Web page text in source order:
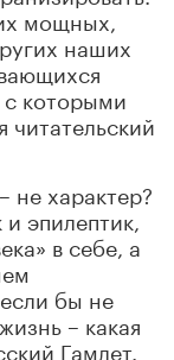
мощных,
наших
с которыми
читательский
не характер?
эпилептик,
в себе, а
бы не
– какая
Гамлет.